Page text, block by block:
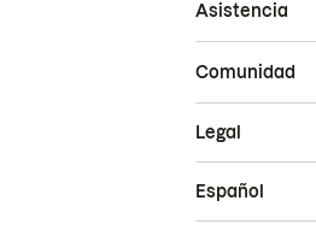
Asistencia
Comunidad
Legal
Español